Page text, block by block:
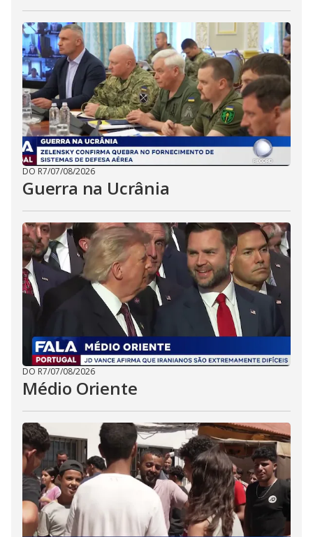
DO R7/07/08/2026
Guerra na Ucrânia
DO R7/07/08/2026
Médio Oriente